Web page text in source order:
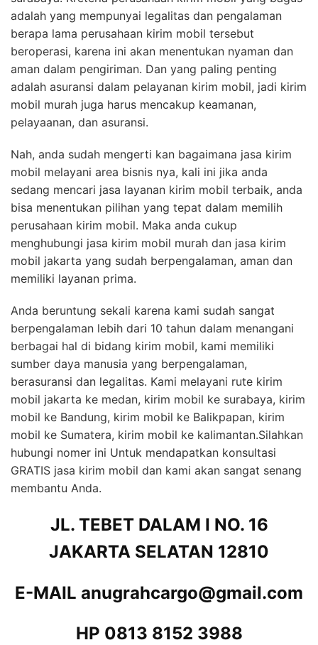
adalah yang mempunyai legalitas dan pengalaman
berapa lama perusahaan kirim mobil tersebut
beroperasi, karena ini akan menentukan nyaman dan
aman dalam pengiriman. Dan yang paling penting
adalah asuransi dalam pelayanan kirim mobil, jadi kirim
mobil murah juga harus mencakup keamanan,
pelayaanan, dan asuransi.
Nah, anda sudah mengerti kan bagaimana jasa kirim
mobil melayani area bisnis nya, kali ini jika anda
sedang mencari jasa layanan kirim mobil terbaik, anda
bisa menentukan pilihan yang tepat dalam memilih
perusahaan kirim mobil. Maka anda cukup
menghubungi jasa kirim mobil murah dan jasa kirim
mobil jakarta yang sudah berpengalaman, aman dan
memiliki layanan prima.
Anda beruntung sekali karena kami sudah sangat
berpengalaman lebih dari 10 tahun dalam menangani
berbagai hal di bidang kirim mobil, kami memiliki
sumber daya manusia yang berpengalaman,
berasuransi dan legalitas. Kami melayani rute kirim
mobil jakarta ke medan, kirim mobil ke surabaya, kirim
mobil ke Bandung, kirim mobil ke Balikpapan, kirim
mobil ke Sumatera, kirim mobil ke kalimantan.Silahkan
hubungi nomer ini Untuk mendapatkan konsultasi
GRATIS jasa kirim mobil dan kami akan sangat senang
membantu Anda.
JL. TEBET DALAM I NO. 16
JAKARTA SELATAN 12810
E-MAIL anugrahcargo@gmail.com
HP 0813 8152 3988